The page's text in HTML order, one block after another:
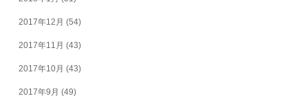
2017年12月 (54)
2017年11月 (43)
2017年10月 (43)
2017年9月 (49)